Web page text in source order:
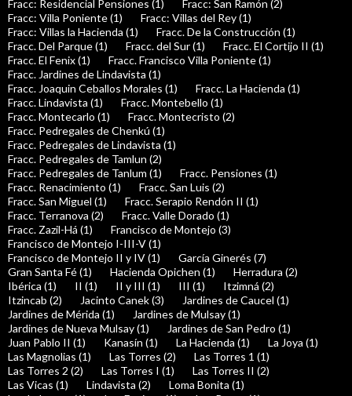
Fracc: Residencial Pensiones (1)
Fracc: San Ramón (2)
Fracc: Villa Poniente (1)
Fracc: Villas del Rey (1)
Fracc: Villas la Hacienda (1)
Fracc. De la Construcción (1)
Fracc. Del Parque (1)
Fracc. del Sur (1)
Fracc. El Cortijo II (1)
Fracc. El Fenix (1)
Fracc. Francisco Villa Poniente (1)
Fracc. Jardines de Lindavista (1)
Fracc. Joaquin Ceballos Morales (1)
Fracc. La Hacienda (1)
Fracc. Lindavista (1)
Fracc. Montebello (1)
Fracc. Montecarlo (1)
Fracc. Montecristo (2)
Fracc. Pedregales de Chenkú (1)
Fracc. Pedregales de Lindavista (1)
Fracc. Pedregales de Tamlun (2)
Fracc. Pedregales de Tanlum (1)
Fracc. Pensiones (1)
Fracc. Renacimiento (1)
Fracc. San Luis (2)
Fracc. San Miguel (1)
Fracc. Serapio Rendón II (1)
Fracc. Terranova (2)
Fracc. Valle Dorado (1)
Fracc. Zazil-Há (1)
Francisco de Montejo (3)
Francisco de Montejo I-III-V (1)
Francisco de Montejo II y IV (1)
García Ginerés (7)
Gran Santa Fé (1)
Hacienda Opichen (1)
Herradura (2)
Ibérica (1)
II (1) II y III (1) III (1)
Itzimná (2)
Itzincab (2)
Jacinto Canek (3)
Jardines de Caucel (1)
Jardines de Mérida (1)
Jardines de Mulsay (1)
Jardines de Nueva Mulsay (1)
Jardines de San Pedro (1)
Juan Pablo II (1)
Kanasín (1) La Hacienda (1)
La Joya (1)
Las Magnolias (1)
Las Torres (2)
Las Torres 1 (1)
Las Torres 2 (2)
Las Torres I (1)
Las Torres II (2)
Las Vicas (1)
Lindavista (2)
Loma Bonita (1)